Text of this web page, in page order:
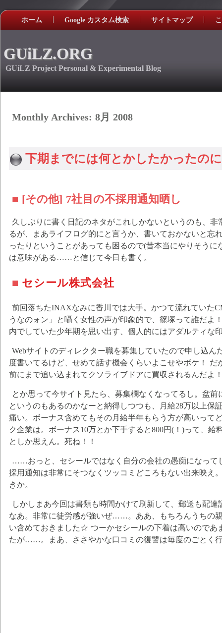
ホーム Google カスタム検索 サイトマップ
GUiLZ.ORG
GUiLZ Project Personal & Experimental Blog
Monthly Archives: 8月 2008
下期までには何とかしたかったの
■ [その他] 7社目の不採用通知晒し
久しぶりに書く日記のネタがこれしかないというのも、
るが、まあライフログ的にと言うか、書いておかないと忘
ったりということがあっても困るので(昔本当にやりそうに
は意味がある……と信じて今日も書く。
■ セシール株式会社
前回落ちたINAXなみに香川では大手。かつて流れていた
うなのォン」と囁く女性の声が印象的で、篠塚って誰だよ
内でしていた少年期を思い出す、個人的にはアダルティな
Webサイトのディレクター職を募集していたので申し込ん
度書いてるけど、せめて話す機会くらいよこせやボケ！ だ
前にまで追い込まれてクソライブドアに買収されるんだよ
とか思って今サイト見たら、募集欄なくなってるし。盆
というのもあるのかなーと納得しつつも、月給28万以上保
痛い。ボーナス含めてもその月給半年もらう方が高いって
ク企業は。ボーナス10万とか下手すると800円(！)って、給
としか思えん。死ね！！
……おっと、セシールではなく自分の会社の愚痴になって
採用通知は非常にそつなくツッコミどころもない出来映え
きか。
しかしまあ今回は書類も時間かけて刷新して、郵送も配
なあ。非常に徒労感が強いぜ……。ああ、もちろんうちの
い含めておきました☆ つーかセシールの下着は高いのであ
たが……。まあ、ささやかな口コミの復讐は毎度のごとく